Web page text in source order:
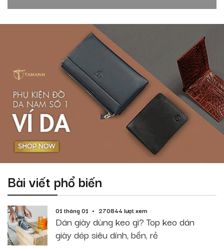
Bài viết phổ biến
01 tháng 01 270844 lượt xem
Dán giày dùng keo gì? Top keo dán
giày dép siêu dính, bền, rẻ